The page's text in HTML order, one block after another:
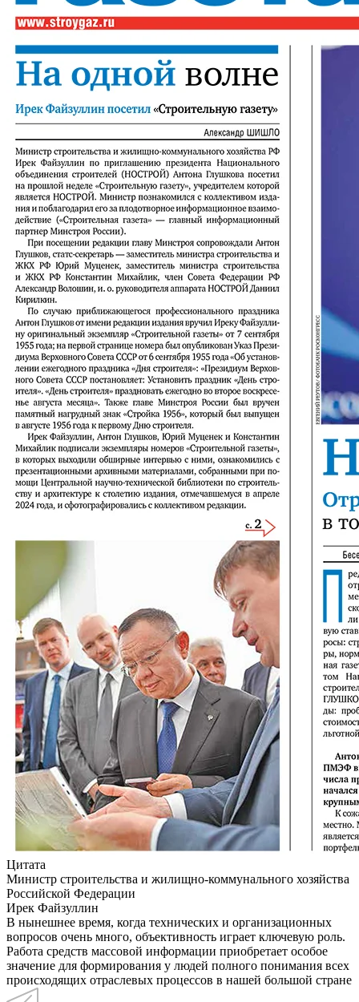
Цитата
Министр строительства и жилищно-коммунального хозяйства
Российской Федерации
Ирек Файзуллин
В нынешнее время, когда технических и организационных
вопросов очень много, объективность играет ключевую роль.
Работа средств массовой информации приобретает особое
значение для формирования у людей полного понимания всех
происходящих отраслевых процессов в нашей большой стране